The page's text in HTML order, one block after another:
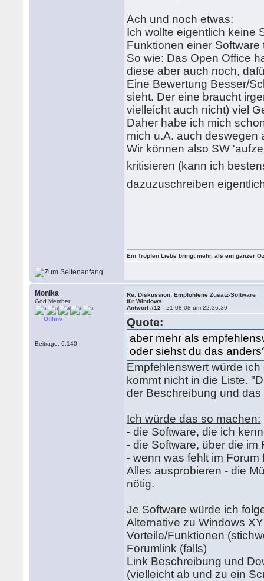
Ach und noch etwas:
Ich wollte eigentlich keine
Funktionen einer
So wie: Das Open Office
diese aber auch noch,
Eine Bewertung Besser/
sieht. Der eine braucht
vielleicht auch nicht) viel
Daher habe ich mich
mich u.A. auch deswegen
Wir können also SW
kritisieren (kann ich
dazuzuschreiben
Ein Tropfen Liebe bringt mehr, als ein ganzer
Monika
God Member
Offline
Beiträge: 6.140
Re: Diskussion: Empfohlene Zusatz-Software
für Windows
Antwort #12 -21.08.08 um 22:36:39
Quote:
aber mehr als
oder siehst du das
Empfehlenswert würde
kommt nicht in die Liste.
der Beschreibung und
Ich würde das so machen:
- die Software, die ich
- die Software, über die
- wenn was fehlt im Forum
Alles ausprobieren - die
nötig.
Je Software würde ich
Alternative zu Windows
Vorteile/Funktionen
Forumlink (falls)
Link Beschreibung und
(vielleicht ab und zu ein